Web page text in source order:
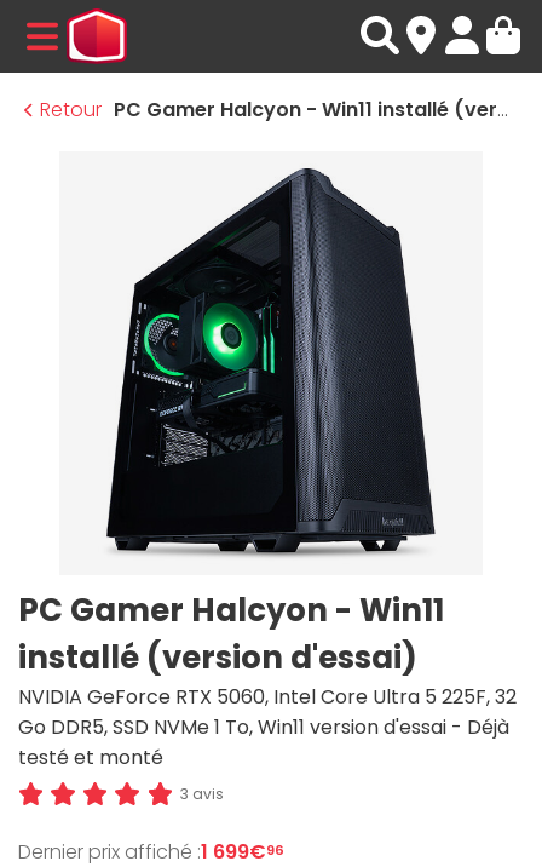
MENU
Retour
PC Gamer Halcyon - Win11 installé (version d'essai)
PC Gamer Halcyon - Win11
installé (version d'essai)
NVIDIA GeForce RTX 5060, Intel Core Ultra 5 225F, 32
Go DDR5, SSD NVMe 1 To, Win11 version d'essai - Déjà
testé et monté
3 avis
Dernier prix affiché :1 699€96